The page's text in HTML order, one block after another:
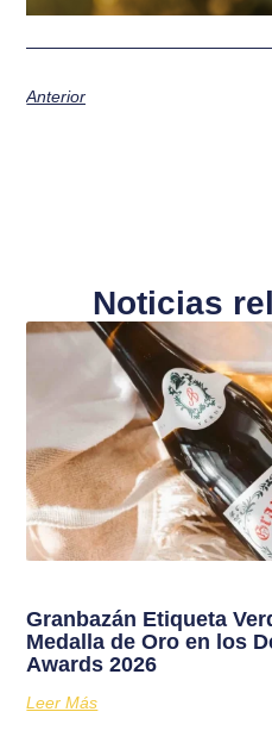
Anterior
Noticias
Granbazán Etiqueta
Medalla de Oro en los
Awards 2026
Leer Más